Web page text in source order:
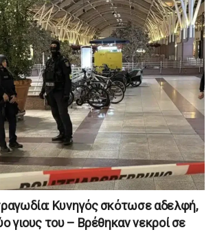
Κυνηγός σκότωσε αδελφή,
γιους του – Βρέθηκαν νεκροί σε